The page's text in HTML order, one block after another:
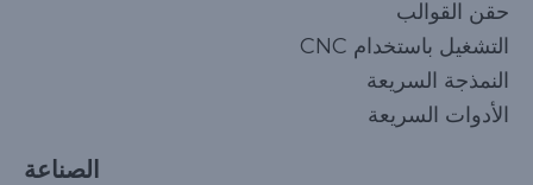
حقن القوالب
التشغيل باستخدام CNC
النمذجة السريعة
الأدوات السريعة
الصناعة